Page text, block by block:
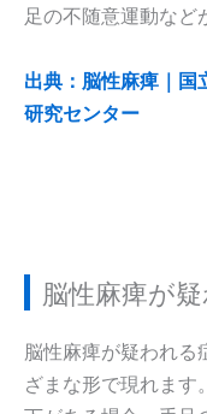
足の不随意運動など
出典：脳性麻痺｜国
研究センター
脳性麻痺が
脳性麻痺が疑われる
ざまな形で現れま